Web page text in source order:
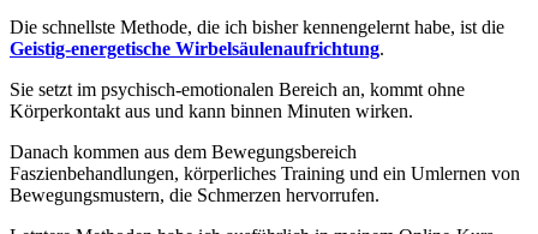
Die schnellste Methode, die ich bisher kennengelernt habe, ist die
Geistig-energetische Wirbelsäulenaufrichtung.
Sie setzt im psychisch-emotionalen Bereich an, kommt ohne
Körperkontakt aus und kann binnen Minuten wirken.
Danach kommen aus dem Bewegungsbereich
Faszienbehandlungen, körperliches Training und ein Umlernen von
Bewegungsmustern, die Schmerzen hervorrufen.